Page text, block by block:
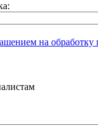
на обработку